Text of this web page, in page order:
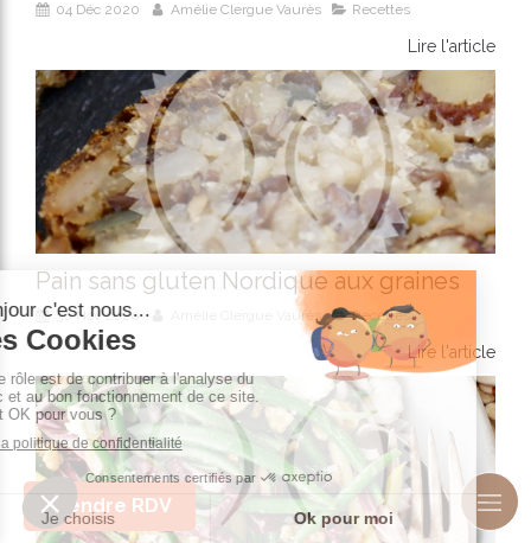
Prendre RDV
04 Déc 2020 Amélie Clergue Vaurès Recettes
Lire l'article
Pain sans gluten Nordique aux graines
30 Nov 2020 Amélie Clergue Vaurès Recettes
Lire l'article